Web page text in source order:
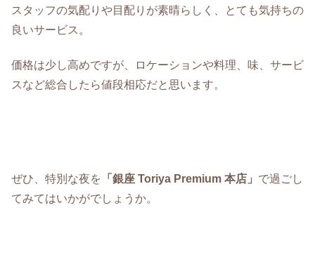
スタッフの気配りや目配りが素晴らしく、とても気持ちの
良いサービス。
価格は少し高めですが、ロケーションや料理、味、サービ
スなど総合したら値段相応だと思います。
ぜひ、特別な夜を 「銀座 Toriya Premium 本店」 で過ごし
てみてはいかがでしょうか。